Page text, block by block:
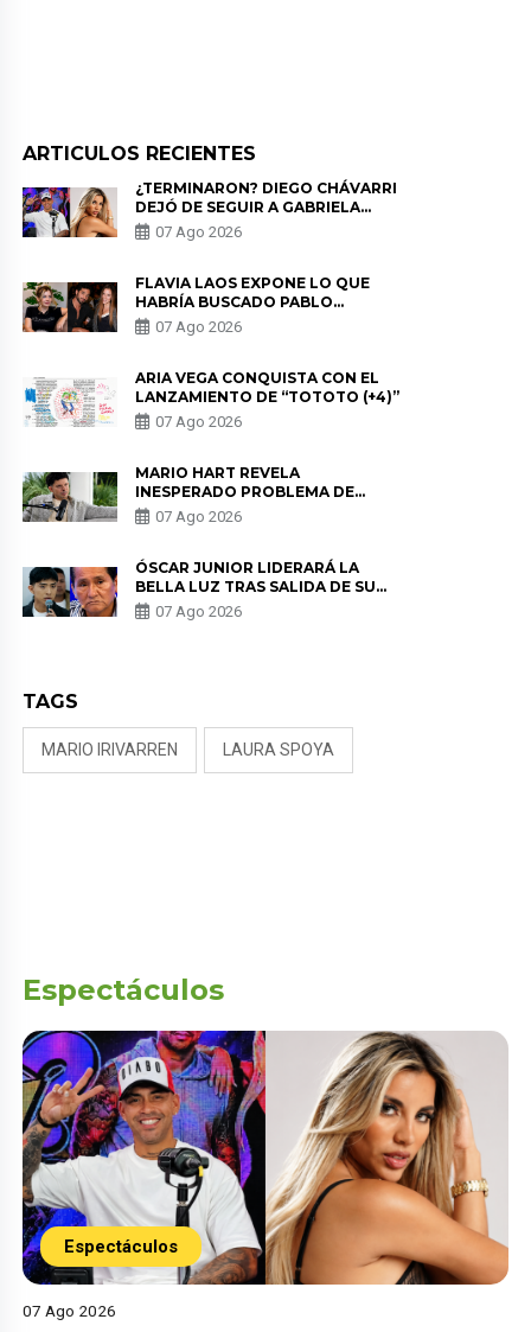
ARTICULOS RECIENTES
¿TERMINARON? DIEGO CHÁVARRI
DEJÓ DE SEGUIR A GABRIELA
HERRERA Y ANUNCIA SU SALIDA
DE PÓDCAST
07 Ago 2026
FLAVIA LAOS EXPONE LO QUE
HABRÍA BUSCADO PABLO
HEREDIA CON ALE FULLER: “UNA
DE LAS PARTES QUERÍA EL
07 Ago 2026
ARIA VEGA CONQUISTA CON EL
LANZAMIENTO DE “TOTOTO (+4)”
07 Ago 2026
MARIO HART REVELA
INESPERADO PROBLEMA DE
SALUD ANTES DE SEPARARSE DE
KORINA: “ME ENCONTRARON UN
07 Ago 2026
ÓSCAR JUNIOR LIDERARÁ LA
BELLA LUZ TRAS SALIDA DE SU
PADRE POR POLÉMICA CON
NALDY SALDAÑA
07 Ago 2026
TAGS
MARIO IRIVARREN LAURA SPOYA
Espectáculos
Espectáculos
07 Ago 2026